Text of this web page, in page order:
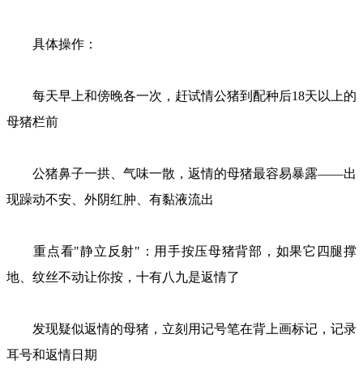
具体操作：
每天早上和傍晚各一次，赶试情公猪到配种后18天以上的
母猪栏前
公猪鼻子一拱、气味一散，返情的母猪最容易暴露——出
现躁动不安、外阴红肿、有黏液流出
重点看"静立反射"：用手按压母猪背部，如果它四腿撑
地、纹丝不动让你按，十有八九是返情了
发现疑似返情的母猪，立刻用记号笔在背上画标记，记录
耳号和返情日期